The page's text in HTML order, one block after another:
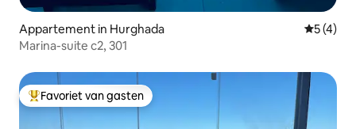
Appartement in Hurghada
5 (4)
Marina-suite c2, 301
Topfavoriet van gasten
Favoriet van gasten